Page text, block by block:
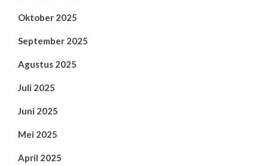
Oktober 2025
September 2025
Agustus 2025
Juli 2025
Juni 2025
Mei 2025
April 2025